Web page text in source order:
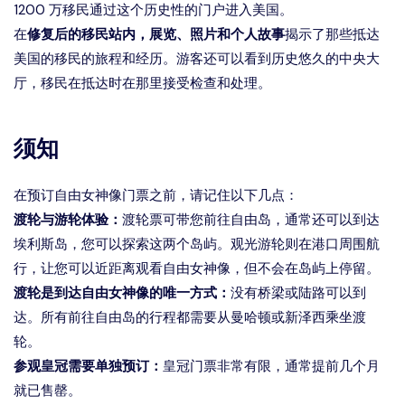
1200 万移民通过这个历史性的门户进入美国。
在修复后的移民站内，展览、照片和个人故事揭示了那些抵达
美国的移民的旅程和经历。游客还可以看到历史悠久的中央大
厅，移民在抵达时在那里接受检查和处理。
须知
在预订自由女神像门票之前，请记住以下几点：
渡轮与游轮体验： 渡轮票可带您前往自由岛，通常还可以到达
埃利斯岛，您可以探索这两个岛屿。观光游轮则在港口周围航
行，让您可以近距离观看自由女神像，但不会在岛屿上停留。
渡轮是到达自由女神像的唯一方式： 没有桥梁或陆路可以到
达。所有前往自由岛的行程都需要从曼哈顿或新泽西乘坐渡
轮。
参观皇冠需要单独预订： 皇冠门票非常有限，通常提前几个月
就已售罄。